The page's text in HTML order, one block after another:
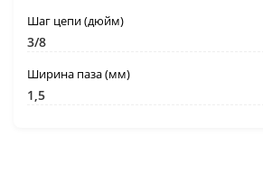
Шаг цепи (дюйм)
3/8
Ширина паза (мм)
1,5